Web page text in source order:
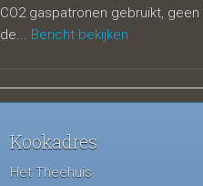
CO2 gaspatronen gebruikt,
de... Bericht bekijken
Kookadres
Het Theehuis